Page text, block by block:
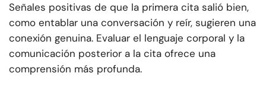
Señales positivas de que la primera cita salió bien,
como entablar una conversación y reír, sugieren una
conexión genuina. Evaluar el lenguaje corporal y la
comunicación posterior a la cita ofrece una
comprensión más profunda.